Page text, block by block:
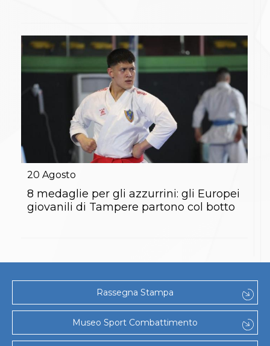
News
Merchandising
Mappa del sito
Cerca
Contatti
News
Cookies Accept
Newsletter
Catalogo formativo
Webinar
Corsi Monotematici
Corsi Preparatore Fisico
Edutraining class - Didattica infantile
Corso dirigenti sportivi
News
FAQ
Quesiti fiscali
Sostenibilità
Documenti
20 Agosto
8 medaglie per gli azzurrini: gli Europei
giovanili di Tampere partono col botto
Rassegna Stampa
Museo Sport Combattimento